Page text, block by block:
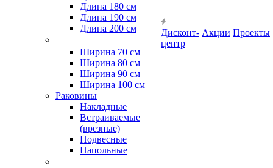
Длина 180 см
Длина 190 см
Длина 200 см
Ширина 70 см
Ширина 80 см
Ширина 90 см
Ширина 100 см
Раковины
Накладные
Встраиваемые
(врезные)
Подвесные
Напольные
Дисконт-
центр
Акции Проекты